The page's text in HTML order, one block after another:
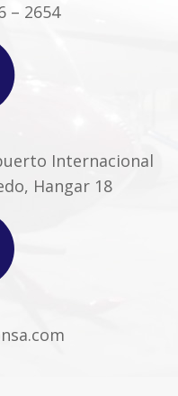
– 2654
Internacional
Hangar 18